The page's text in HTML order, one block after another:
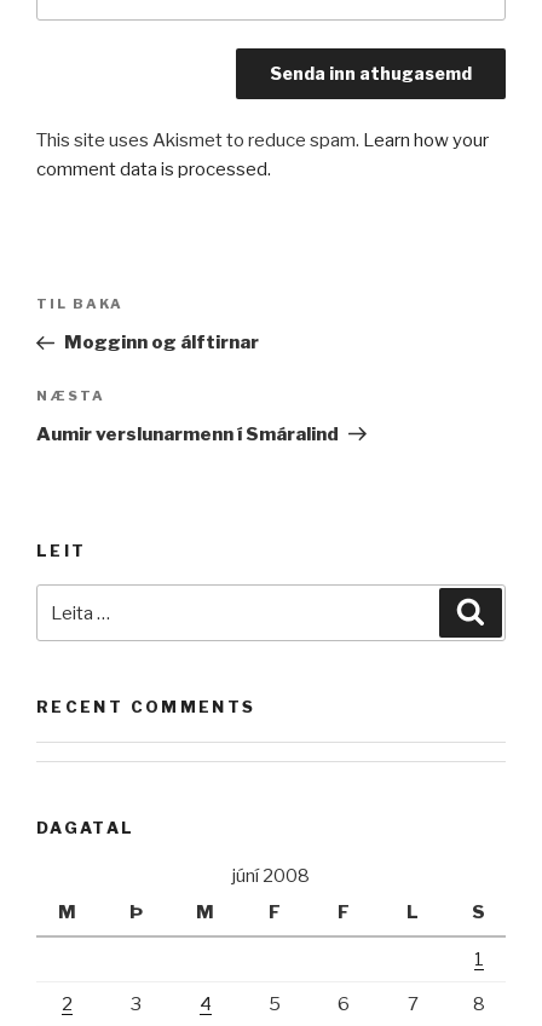
This site uses Akismet to reduce spam. Learn how your
comment data is processed.
Fyrri
færsla
TIL BAKA
Mogginn og álftirnar
Næsta
færsla
NÆSTA
Aumir verslunarmenn í Smáralind
LEIT
að:
RECENT COMMENTS
DAGATAL
júní 2008
M
Þ M F F L S
1
2 3 4 5 6 7 8